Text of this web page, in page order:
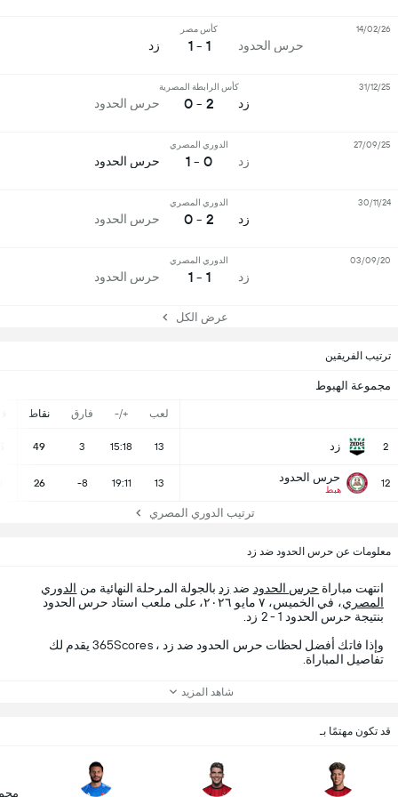
ترتيب الفريقين
مجموعة الهبوط
لعب +/- فارق نقاط
2 زد 13
15:18
3
49
12 حرس الحدود
هبط
13
19:11
-8
26
ترتيب الدوري المصري
حرس الحدود
كأس مصر
1 - 1 زد
14/02/26
زد
كأس الرابطة المصرية
2 - 0 حرس الحدود
31/12/25
زد
الدوري المصري
0 - 1 حرس الحدود
27/09/25
زد
الدوري المصري
2 - 0 حرس الحدود
30/11/24
زد
الدوري المصري
1 - 1 حرس الحدود
03/09/20
عرض الكل
معلومات عن حرس الحدود ضد زد
انتهت مباراة حرس الحدود ضد زد بالجولة المرحلة النهائية من الدوري
المصري
، في الخميس، ٧ مايو ٢٠٢٦، على ملعب استاد حرس الحدود
بنتيجة حرس الحدود 1 - 2 زد.
وإذا فاتك أفضل لحظات حرس الحدود ضد زد ، 365Scores يقدم لك
تفاصيل المباراة.
شاهد المزيد
قد تكون مهتمًا بـ